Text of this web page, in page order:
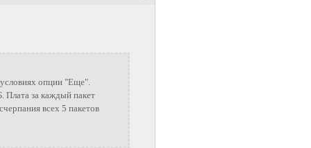
условиях опции "Еще".
Плата за каждый пакет
всех 5 пакетов